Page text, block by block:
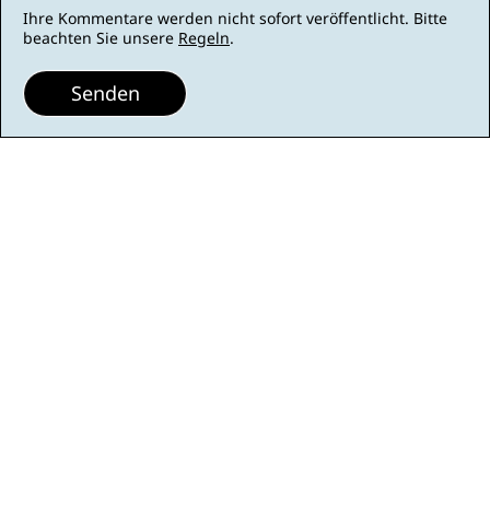
Ihre Kommentare werden nicht sofort veröffentlicht. Bitte
beachten Sie unsere Regeln.
Senden